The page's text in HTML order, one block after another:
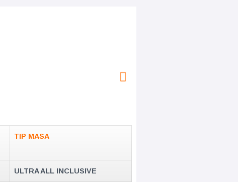
TIP MASA
ULTRA ALL INCLUSIVE